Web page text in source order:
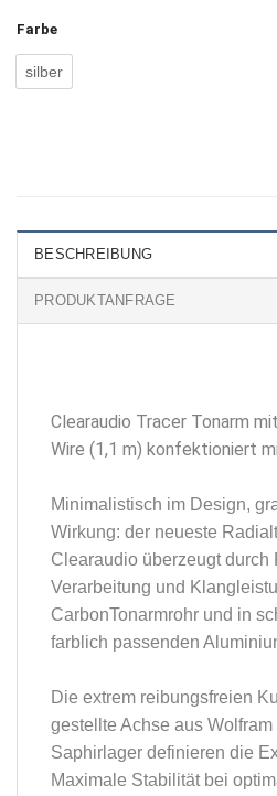
Farbe
silber
BESCHREIBUNG
PRODUKTANFRAGE
Clearaudio Tracer Tonarm
Wire (1,1 m) konfektioniert
Minimalistisch im Design,
Wirkung: der neueste
Clearaudio überzeugt durch
Verarbeitung und
CarbonTonarmrohr und in
farblich passenden
Die extrem reibungsfreien
gestellte Achse aus
Saphirlager definieren die
Maximale Stabilität bei